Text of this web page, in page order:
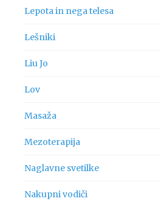
Lepota in nega telesa
Lešniki
Liu Jo
Lov
Masaža
Mezoterapija
Naglavne svetilke
Nakupni vodiči